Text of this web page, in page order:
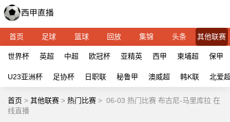
首页 足球 篮球 回放 集锦 头条 其他联赛
世界杯 英超 中超 欧冠杯 亚精英 西甲 柬埔超 保甲
U23亚洲杯 足协杯 日职联 秘鲁甲 澳威超 韩K联 北爱
首页 > 其他联赛 > 热门比赛 > 06-03 热门比赛 布古尼-马里库拉 在
线直播